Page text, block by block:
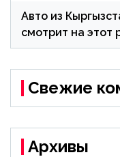
Авто из
смотрит на этот
Свежие
Архивы